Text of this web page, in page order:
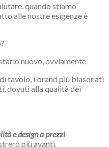
quando stiamo
alle nostre esigenze è
nuovo, ovviamente.
tavolo, i brand più blasonati
dovuti alla qualità dei
e design a prezzi
più avanti.